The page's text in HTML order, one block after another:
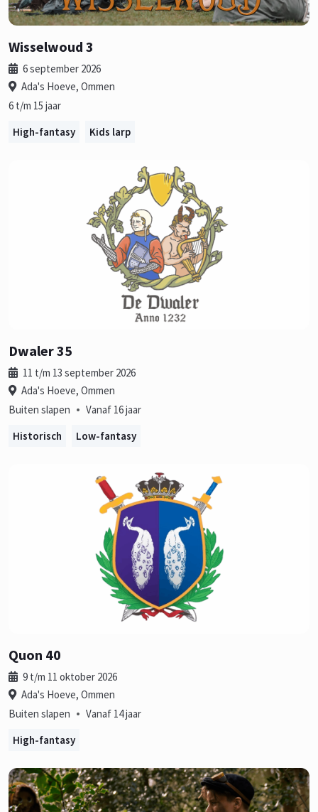
Wisselwoud 3
6 september 2026
Ada's Hoeve, Ommen
6 t/m 15 jaar
High-fantasy
Kids larp
Dwaler 35
11 t/m 13 september 2026
Ada's Hoeve, Ommen
Buiten slapen • Vanaf 16 jaar
Historisch
Low-fantasy
Quon 40
9 t/m 11 oktober 2026
Ada's Hoeve, Ommen
Buiten slapen • Vanaf 14 jaar
High-fantasy